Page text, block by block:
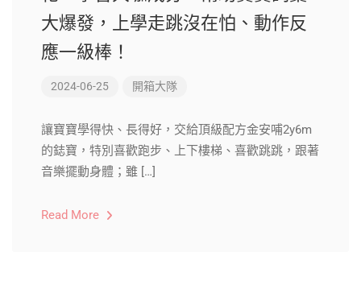
大爆發，上學走跳沒在怕、動作反
應一級棒！
2024-06-25 開箱大隊
讓寶寶學得快、長得好，交給頂級配方金安哺2y6m
的鋕寶，特別喜歡跑步、上下樓梯、喜歡跳跳，跟著
音樂擺動身體；雖 […]
Read More